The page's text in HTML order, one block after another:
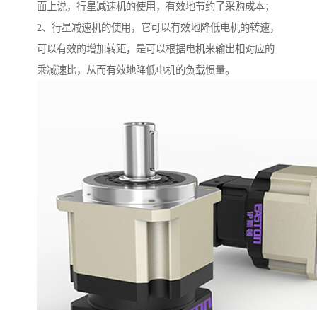
面上说，行星减速机的使用，有效地节约了采购成本；
2、行星减速机的使用，它可以有效地降低电机的转速，
可以有效的增加转距，是可以根据电机来输出相对应的
乘减速比，从而有效地降低电机的负载惯量。